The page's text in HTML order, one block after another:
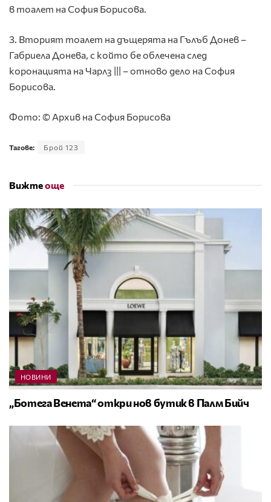
в тоалет на София Борисова.
3. Вторият тоалет на дъщерята на Гълъб Донев –
Габриела Донева, с който бе облечена след
коронацията на Чарлз ||| – отново дело на София
Борисова.
Фото: © Архив на София Борисова
Тагове: Брой 123
Вижтеоще
НОВИНИ
„Ботега Венета“ откри нов бутик в Палм Бийч